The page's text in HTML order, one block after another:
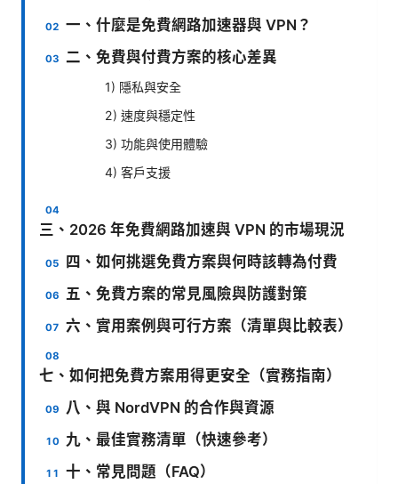
一、什麼是免費網路加速器與 VPN？
二、免費與付費方案的核心差異
1) 隱私與安全
2) 速度與穩定性
3) 功能與使用體驗
4) 客戶支援
三、2026 年免費網路加速與 VPN 的市場現況
四、如何挑選免費方案與何時該轉為付費
五、免費方案的常見風險與防護對策
六、實用案例與可行方案（清單與比較表）
七、如何把免費方案用得更安全（實務指南）
八、與 NordVPN 的合作與資源
九、最佳實務清單（快速參考）
十、常見問題（FAQ）